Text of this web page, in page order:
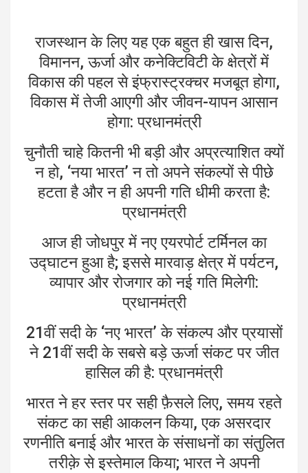
राजस्थान के लिए यह एक बहुत ही खास दिन,
विमानन, ऊर्जा और कनेक्टिविटी के क्षेत्रों में
विकास की पहल से इंफ्रास्ट्रक्चर मजबूत होगा,
विकास में तेजी आएगी और जीवन-यापन आसान
होगा: प्रधानमंत्री
चुनौती चाहे कितनी भी बड़ी और अप्रत्याशित क्यों
न हो, ‘नया भारत’ न तो अपने संकल्पों से पीछे
हटता है और न ही अपनी गति धीमी करता है:
प्रधानमंत्री
आज ही जोधपुर में नए एयरपोर्ट टर्मिनल का
उद्घाटन हुआ है; इससे मारवाड़ क्षेत्र में पर्यटन,
व्यापार और रोजगार को नई गति मिलेगी:
प्रधानमंत्री
21वीं सदी के ‘नए भारत’ के संकल्प और प्रयासों
ने 21वीं सदी के सबसे बड़े ऊर्जा संकट पर जीत
हासिल की है: प्रधानमंत्री
भारत ने हर स्तर पर सही फ़ैसले लिए, समय रहते
संकट का सही आकलन किया, एक असरदार
रणनीति बनाई और भारत के संसाधनों का संतुलित
तरीक़े से इस्तेमाल किया; भारत ने अपनी